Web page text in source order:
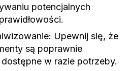
potencjalnych
Upewnij się, że
są poprawnie
w razie potrzeby.